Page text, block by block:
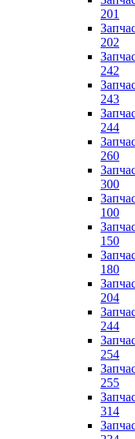
201
202
242
243
244
260
300
100
150
180
204
244
254
255
314